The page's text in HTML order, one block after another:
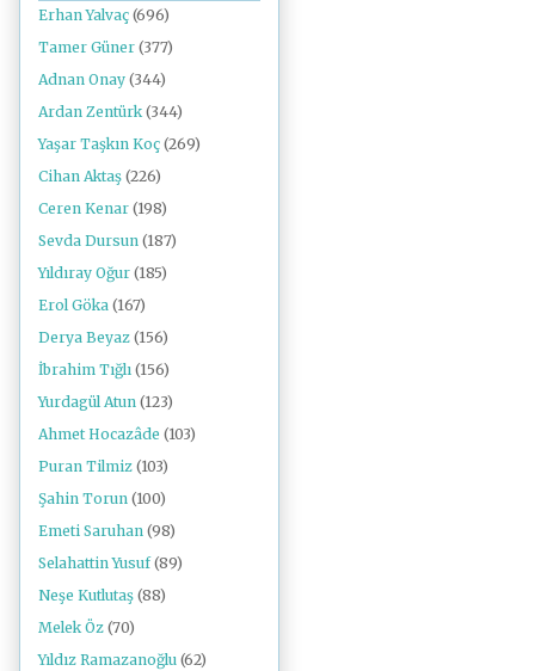
Erhan Yalvaç (696)
Tamer Güner (377)
Adnan Onay (344)
Ardan Zentürk (344)
Yaşar Taşkın Koç (269)
Cihan Aktaş (226)
Ceren Kenar (198)
Sevda Dursun (187)
Yıldıray Oğur (185)
Erol Göka (167)
Derya Beyaz (156)
İbrahim Tığlı (156)
Yurdagül Atun (123)
Ahmet Hocazâde (103)
Puran Tilmiz (103)
Şahin Torun (100)
Emeti Saruhan (98)
Selahattin Yusuf (89)
Neşe Kutlutaş (88)
Melek Öz (70)
Yıldız Ramazanoğlu (62)